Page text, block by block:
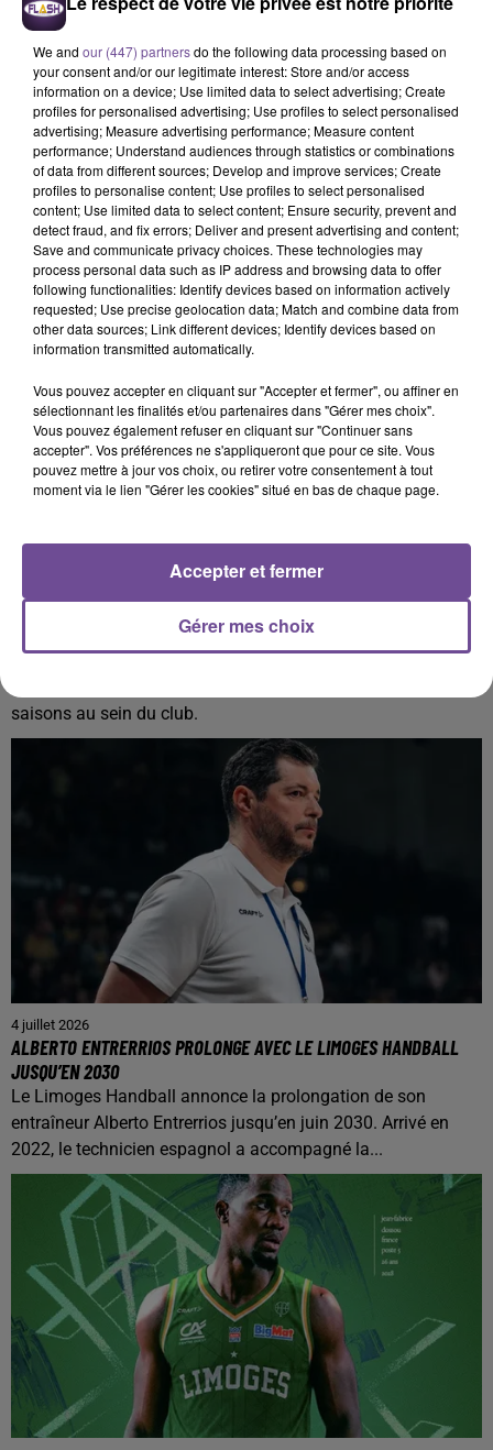
souhaitez l'afficher, merci de nous donner votre accord
Afficher l'élément
PRÈS DE CHEZ VOUS
L’ARRIVÉE DE LOUIS LABEYRIE DANS L’EFFECTIF DU LIMOGES CSP
Le Limoges CSP poursuit son recrutement pour la saison
saisons au sein du club.
4 juillet 2026
ALBERTO ENTRERRIOS PROLONGE AVEC LE LIMOGES HANDBALL
JUSQU’EN 2030
Le Limoges Handball annonce la prolongation de son
entraîneur Alberto Entrerrios jusqu’en juin 2030. Arrivé en
2022, le technicien espagnol a accompagné la...
We and our (447) partnersdo the following data processing based on
your consent and/or our legitimate interest: Store and/or access
information on a device; Use limited data to select advertising; Create
profiles for personalised advertising; Use profiles to select personalised
advertising; Measure advertising performance; Measure content
performance; Understand audiences through statistics or combinations
of data from different sources; Develop and improve services; Create
profiles to personalise content; Use profiles to select personalised
content; Use limited data to select content; Ensure security, prevent and
detect fraud, and fix errors; Deliver and present advertising and content;
Save and communicate privacy choices. These technologies may
process personal data such as IP address and browsing data to offer
following functionalities: Identify devices based on information actively
requested; Use precise geolocation data; Match and combine data from
other data sources; Link different devices; Identify devices based on
information transmitted automatically.
Vous pouvez accepter en cliquant sur "Accepter et fermer", ou affiner en
sélectionnant les finalités et/ou partenaires dans "Gérer mes choix".
Vous pouvez également refuser en cliquant sur "Continuer sans
accepter". Vos préférences ne s'appliqueront que pour ce site. Vous
pouvez mettre à jour vos choix, ou retirer votre consentement à tout
moment via le lien "Gérer les cookies" situé en bas de chaque page.
Gérer mes choix
Accepter et fermer